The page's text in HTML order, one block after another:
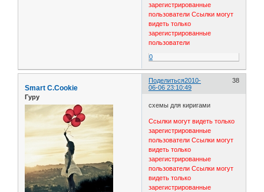
зарегистрированные
пользователи Ссылки могут
видеть только
зарегистрированные
пользователи
0
Поделиться 38
2010-
06-06 23:10:49
Smart C.Cookie
Гуру
схемы для киригами
Ссылки могут видеть только
зарегистрированные
пользователи Ссылки могут
видеть только
зарегистрированные
пользователи Ссылки могут
видеть только
зарегистрированные